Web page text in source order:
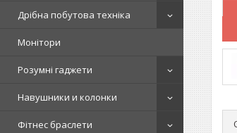
Дрібна побутова техніка
Монітори
Розумні гаджети
Навушники и колонки
Фітнес браслети